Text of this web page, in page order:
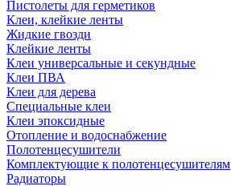
Пистолеты для герметиков
Клеи, клейкие ленты
Жидкие гвозди
Клейкие ленты
Клеи универсальные и секундные
Клеи ПВА
Клеи для дерева
Специальные клеи
Клеи эпоксидные
Отопление и водоснабжение
Полотенцесушители
Комплектующие к полотенцесушителям
Радиаторы